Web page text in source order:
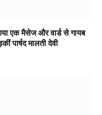
एक मैसेज और वार्ड से गायब
पार्षद मालती देवी